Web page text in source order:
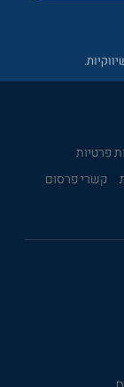
פרטיות
קשרי פרסום